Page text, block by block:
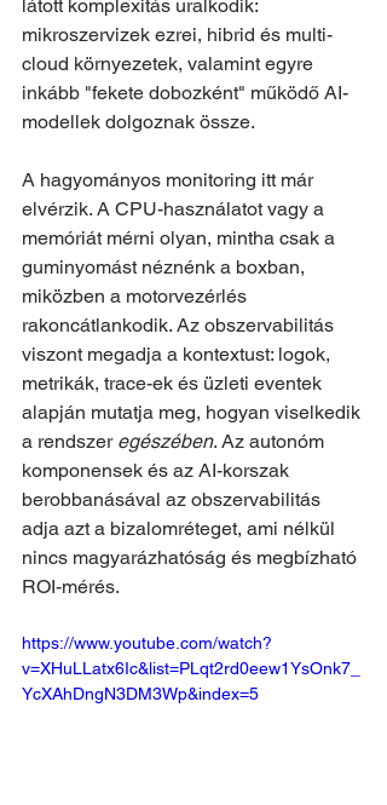
látott komplexitás uralkodik:
mikroszervizek ezrei, hibrid és multi-
cloud környezetek, valamint egyre
inkább "fekete dobozként" működő AI-
modellek dolgoznak össze.
A hagyományos monitoring itt már
elvérzik. A CPU-használatot vagy a
memóriát mérni olyan, mintha csak a
guminyomást néznénk a boxban,
miközben a motorvezérlés
rakoncátlankodik. Az obszervabilitás
viszont megadja a kontextust: logok,
metrikák, trace-ek és üzleti eventek
alapján mutatja meg, hogyan viselkedik
a rendszer egészében. Az autonóm
komponensek és az AI-korszak
berobbanásával az obszervabilitás
adja azt a bizalomréteget, ami nélkül
nincs magyarázhatóság és megbízható
ROI-mérés.
https://www.youtube.com/watch?
v=XHuLLatx6Ic&list=PLqt2rd0eew1YsOnk7_
YcXAhDngN3DM3Wp&index=5